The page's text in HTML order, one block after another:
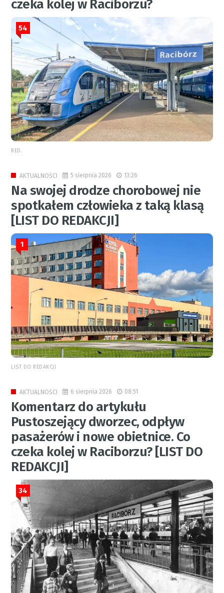
czeka kolej w Raciborzu?
54
RED.
AKTUALNOŚCI 5 sierpnia 2026 13:26
Na swojej drodze chorobowej nie
spotkałem człowieka z taką klasą
[LIST DO REDAKCJI]
1
LIST DO REDAKCJI
AKTUALNOŚCI 6 sierpnia 2026 08:51
Komentarz do artykułu
Pustoszejący dworzec, odpływ
pasażerów i nowe obietnice. Co
czeka kolej w Raciborzu? [LIST DO
REDAKCJI]
34